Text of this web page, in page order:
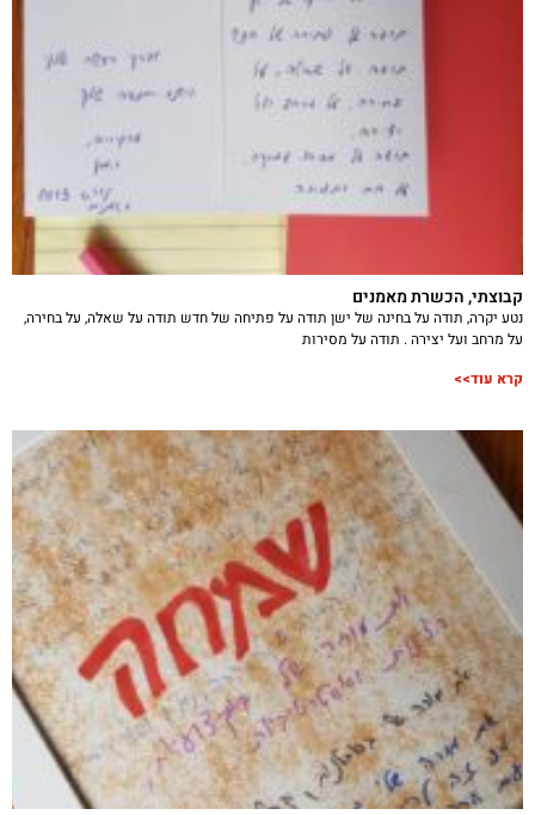
קבוצתי, הכשרת מאמנים
נטע יקרה, תודה על בחינה של ישן תודה על פתיחה של חדש תודה על שאלה, על בחירה,
על מרחב ועל יצירה . תודה על מסירות
קרא עוד>>